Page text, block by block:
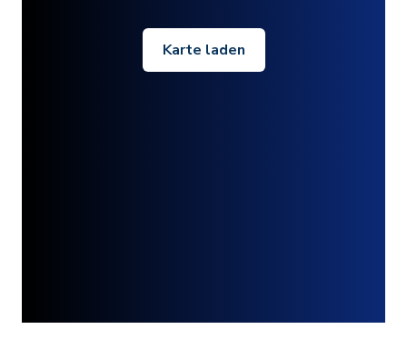
Karte laden